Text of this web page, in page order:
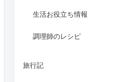
生活お役立ち情報
調理師のレシピ
旅行記